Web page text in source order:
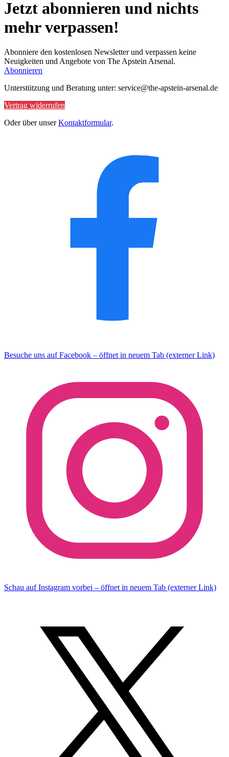
Jetzt abonnieren und nichts
mehr verpassen!
Abonniere den kostenlosen Newsletter und verpassen keine
Neuigkeiten und Angebote von The Apstein Arsenal.
Abonnieren
Unterstützung und Beratung unter: service@the-apstein-arsenal.de
Vertrag widerrufen
Oder über unserKontaktformular.
Besuche uns auf Facebook – öffnet in neuem Tab (externer Link)
Schau auf Instagram vorbei – öffnet in neuem Tab (externer Link)